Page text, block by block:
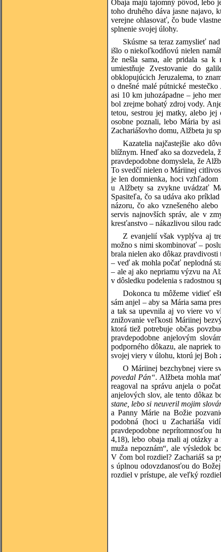
Obaja majú tajomný pôvod, lebo
toho druhého dáva jasne najavo,
verejne ohlasovať, čo bude
splnenie svojej úlohy.
Skúsme sa teraz zamyslieť
išlo o niekoľkodňovú nielen
že nešla sama, ale pridala sa k
umiestňuje Zvestovanie do
obklopujúcich Jeruzalema, to
o dnešné malé pútnické
asi 10 km juhozápadne – jeho
bol zrejme bohatý zdroj vody.
tetou, sestrou jej matky, alebo
osobne poznali, lebo Mária by
Zachariášovho domu, Alžbeta ju
Kazatelia najčastejšie ako
blížnym. Hneď ako sa dozvedela,
pravdepodobne domyslela, že
To svedčí nielen o Máriinej
je len domnienka, hoci
u Alžbety sa zvykne uvádzať
Spasiteľa, čo sa udáva ako
názoru, čo ako vznešeného
servis najnovších správ, ale v
kresťanstvo – nákazlivou silou
Z evanjelií však vyplýva aj
možno s nimi skombinovať –
brala nielen ako dôkaz
– veď ak mohla počať neplodná
– ale aj ako nepriamu výzvu na
v dôsledku podelenia s radostnou
Dokonca tu môžeme vidieť
sám anjel – aby sa Mária sama
a tak sa upevnila aj vo viere vo
znižovanie veľkosti Máriinej
ktorá tiež potrebuje občas
pravdepodobne anjelovým
podporného dôkazu, ale napriek
svojej viery v úlohu, ktorú jej Boh
O Máriinej bezchybnej viere
povedal Pán“. Alžbeta mohla
reagoval na správu anjela o
anjelových slov, ale tento dôkaz
stane, lebo si neuveril mojim
a Panny Márie na Božie
podobná (hoci u Zachariáša
pravdepodobne neprítomnosťou
4,18), lebo obaja mali aj otázky
muža nepoznám“, ale výsledok
V čom bol rozdiel? Zachariáš sa
s úplnou odovzdanosťou do
rozdiel v prístupe, ale veľký